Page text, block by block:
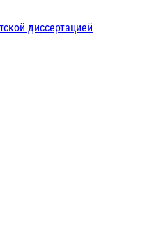
диссертацией